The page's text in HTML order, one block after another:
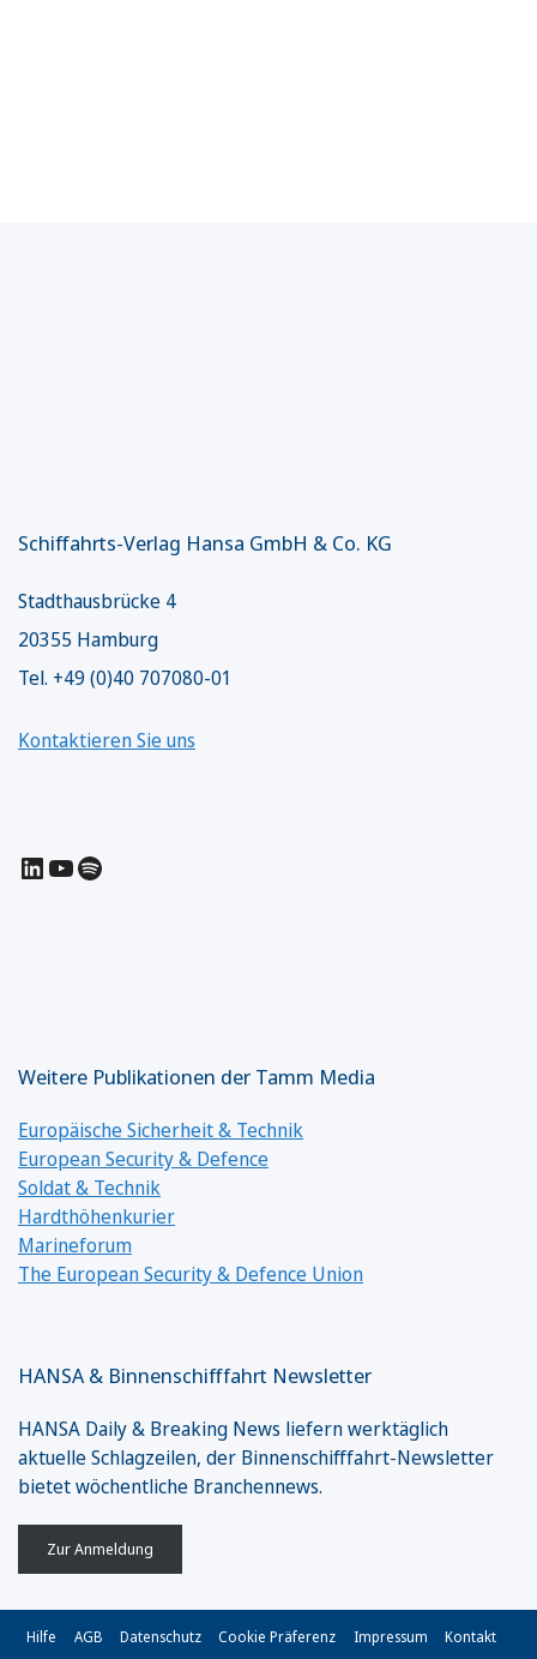
Schiffahrts-Verlag Hansa GmbH & Co. KG
Stadthausbrücke 4
20355 Hamburg
Tel. +49 (0)40 707080-01
Kontaktieren Sie uns
LinkedIn
YouTube
Spotify
Weitere Publikationen der Tamm Media
Europäische Sicherheit & Technik
European Security & Defence
Soldat & Technik
Hardthöhenkurier
Marineforum
The European Security & Defence Union
HANSA & Binnenschifffahrt Newsletter
HANSA Daily & Breaking News liefern werktäglich
aktuelle Schlagzeilen, der Binnenschifffahrt-Newsletter
bietet wöchentliche Branchennews.
Zur Anmeldung
Hilfe AGB Datenschutz Cookie Präferenz Impressum Kontakt